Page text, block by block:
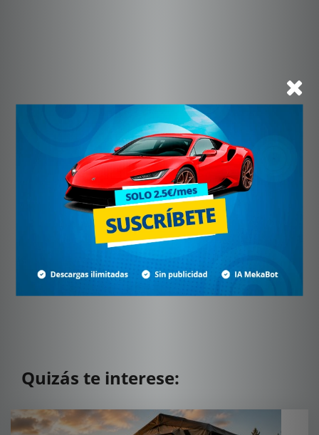
Quizás te interese: